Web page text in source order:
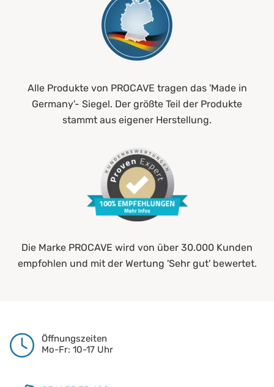
Alle Produkte von PROCAVE tragen das 'Made in
Germany'- Siegel. Der größte Teil der Produkte
stammt aus eigener Herstellung.
Die Marke PROCAVE wird von über 30.000 Kunden
empfohlen und mit der Wertung 'Sehr gut' bewertet.
Öffnungszeiten
Mo-Fr: 10-17 Uhr